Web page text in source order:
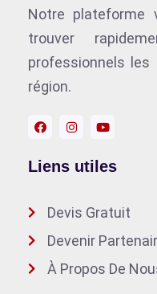
Notre plateforme
trouver
professionnels
région.
Liens utiles
Devis Gratuit
Devenir
À Propos De